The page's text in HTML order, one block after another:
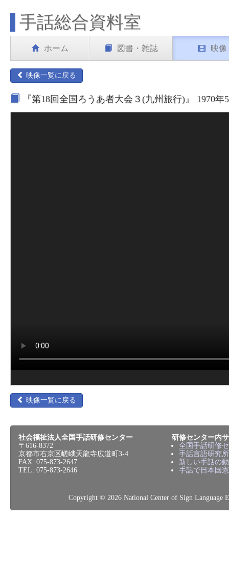
手話総合資料室
ホーム 図書・雑誌 映像
映像一覧に戻る
『第18回全国ろうあ者大会３(九州旅行)』 1970年
映像一覧に戻る
社会福祉法人全国手話研修センター
〒616-8372
京都市右京区嵯峨天龍寺広道町3-4
FAX: 075-873-2647
TEL: 075-873-2646
研修センター内
全国手話研修
手話言語研究所
新しい手話の
手話で日本国
Copyright © 2026 National Center of Sign